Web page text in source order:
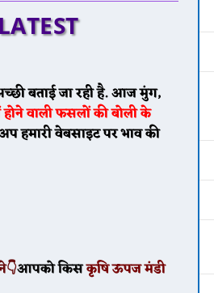
बताई जा रही है. आज मुंग,
वाली फसलों की बोली के
हमारी वेबसाइट पर भाव की
आपको किसकृषि ऊपज मंडी